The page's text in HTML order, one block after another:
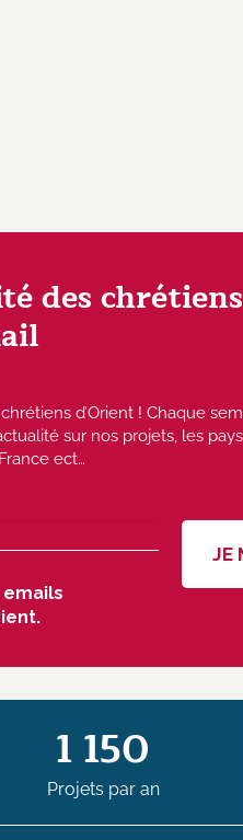
des chrétiens
d’Orient ! Chaque
sur nos projets, les
ect…
1 150
Projets par an